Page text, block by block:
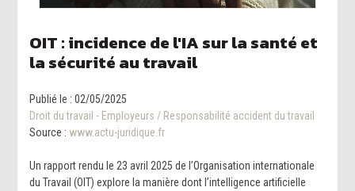
OIT : incidence de l'IA sur la santé et
la sécurité au travail
Publié le :02/05/2025
Droit du travail - Employeurs / Responsabilité accident du travail
Source : www.actu-juridique.fr
Un rapport rendu le 23 avril 2025 de l’Organisation internationale
du Travail (OIT) explore la manière dont l’intelligence artificielle